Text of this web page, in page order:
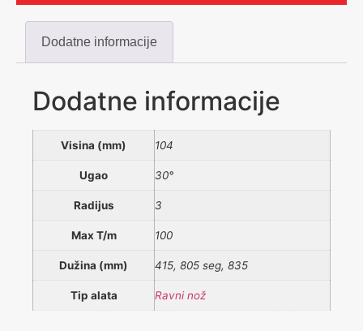
Dodatne informacije
Dodatne informacije
Visina (mm) 104
Ugao 30°
Radijus 3
Max T/m 100
Dužina (mm) 415, 805 seg, 835
Tip alata Ravni nož